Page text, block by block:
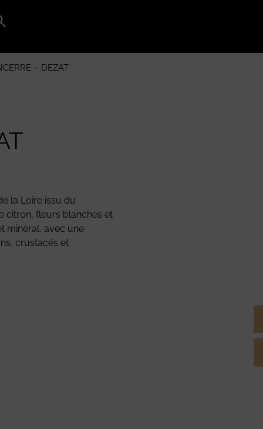
– DEZAT
la Loire issu du
citron, fleurs blanches et
minéral, avec une
crustacés et